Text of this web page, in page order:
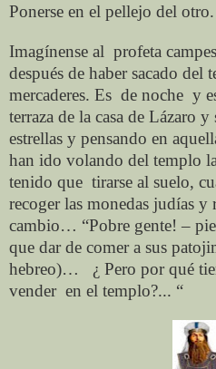
Ponerse en el pellejo del otro.
Imagínense al profeta
después de haber sacado del
mercaderes. Es de noche y
terraza de la casa de Lázaro y
estrellas y pensando en
han ido volando del templo
tenido que tirarse al suelo,
recoger las monedas judías y
cambio… “Pobre gente! –
que dar de comer a sus
hebreo)…
¿ Pero por qué
vender en el templo?... “